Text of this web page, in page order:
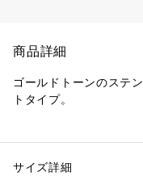
商品詳細
ゴールドトーンのステ
トタイプ。
※ご覧のモニター環境
性別：レディース
サイズ詳細